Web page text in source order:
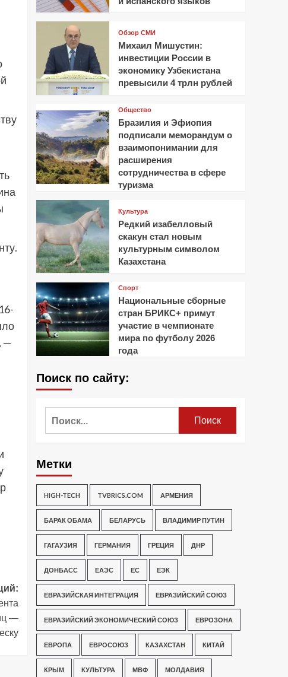
—
—
Обзор СМИ
Михаил Мишустин:
инвестиции России в
экономику Узбекистана
превысили 4 трлн рублей
Общество
Бразилия и Эфиопия
подписали меморандум о
взаимопонимании для
расширения
сотрудничества в сфере
туризма
Культура
Редкий изабелловый
скакун стал новым
культурным символом
Казахстана
Спорт
Национальные сборные
стран БРИКС+ примут
участие в чемпионате
мира по футболу 2026
года
Поиск по сайту:
Метки
HIGH-TECH TVBRICS.COM АРМЕНИЯ
БАРАК ОБАМА БЕЛАРУСЬ ВЛАДИМИР ПУТИН
ГАГАУЗИЯ ГЕРМАНИЯ ГРЕЦИЯ ДНР
ДОНБАСС ЕАЭС ЕС ЕЭК
ЕВРАЗИЙСКАЯ ИНТЕГРАЦИЯ ЕВРАЗИЙСКИЙ СОЮЗ
ЕВРАЗИЙСКИЙ ЭКОНОМИЧЕСКИЙ СОЮЗ ЕВРОЗОНА
ЕВРОПА ЕВРОСОЮЗ КАЗАХСТАН КИТАЙ
КРЫМ КУЛЬТУРА МВФ МОЛДАВИЯ